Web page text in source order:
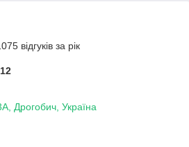
відгуків за рік
Дрогобич, Україна